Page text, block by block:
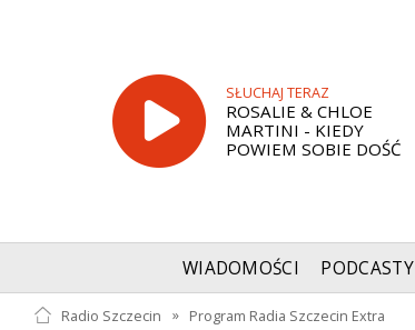
SŁUCHAJ TERAZ
ROSALIE & CHLOE
MARTINI - KIEDY
POWIEM SOBIE DOŚĆ
WIADOMOŚCI PODCASTY
Radio Szczecin » Program Radia Szczecin Extra